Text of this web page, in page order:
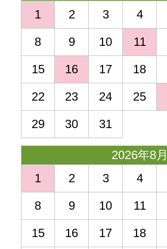
1
2 3 4
8 9 10 11
15 16 17 18
22 23 24 25
29 30 31
2026年8月
1
2 3 4
8 9 10 11
15 16 17 18